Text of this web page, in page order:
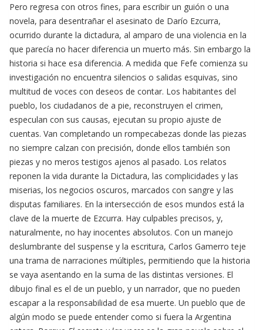
Pero regresa con otros fines, para escribir un guión o una
novela, para desentrañar el asesinato de Darío Ezcurra,
ocurrido durante la dictadura, al amparo de una violencia en la
que parecía no hacer diferencia un muerto más. Sin embargo la
historia si hace esa diferencia. A medida que Fefe comienza su
investigación no encuentra silencios o salidas esquivas, sino
multitud de voces con deseos de contar. Los habitantes del
pueblo, los ciudadanos de a pie, reconstruyen el crimen,
especulan con sus causas, ejecutan su propio ajuste de
cuentas. Van completando un rompecabezas donde las piezas
no siempre calzan con precisión, donde ellos también son
piezas y no meros testigos ajenos al pasado. Los relatos
reponen la vida durante la Dictadura, las complicidades y las
miserias, los negocios oscuros, marcados con sangre y las
disputas familiares. En la intersección de esos mundos está la
clave de la muerte de Ezcurra. Hay culpables precisos, y,
naturalmente, no hay inocentes absolutos. Con un manejo
deslumbrante del suspense y la escritura, Carlos Gamerro teje
una trama de narraciones múltiples, permitiendo que la historia
se vaya asentando en la suma de las distintas versiones. El
dibujo final es el de un pueblo, y un narrador, que no pueden
escapar a la responsabilidad de esa muerte. Un pueblo que de
algún modo se puede entender como si fuera la Argentina